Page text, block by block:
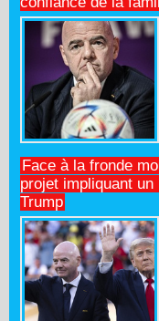
Face à la fronde
projet impliquant
Trump